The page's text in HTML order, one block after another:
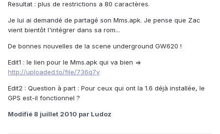
Resultat : plus de restrictions a 80 caractères.
Je lui ai demandé de partagé son Mms.apk. Je pense que Zac
vient bientôt l'intégrer dans sa rom...
De bonnes nouvelles de la scene underground GW620 !
Edit1 : le lien pour le Mms.apk qui va bien =>
http://uploaded.to/file/736q7v
Edit2 : Question à part : Pour ceux qui ont la 1.6 déjà installée, le
GPS est-il fonctionnel ?
Modifié 8 juillet 2010 par Ludoz